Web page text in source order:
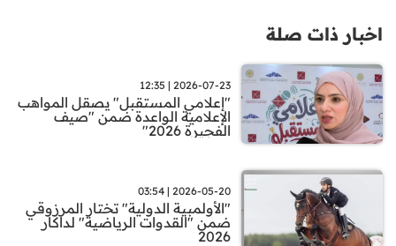
اخبار ذات صلة
2026-07-23 | 12:35
"إعلامي المستقبل" يصقل المواهب
الإعلامية الواعدة ضمن "صيف
الفجيرة 2026"
2026-05-20 | 03:54
"الأولمبية الدولية" تختار المرزوقي
ضمن "القدوات الرياضية" لداكار
2026